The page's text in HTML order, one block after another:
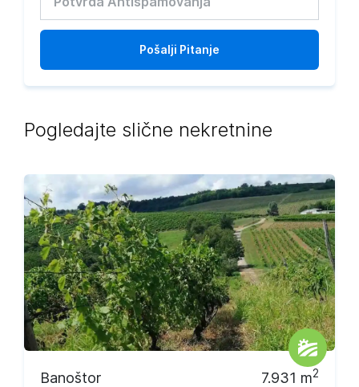
Pošalji Pitanje
Pogledajte slične nekretnine
Banoštor 7.931 m2